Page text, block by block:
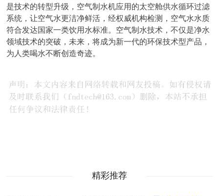
是技术的转型升级，空气制水机应用的太空舱供水循环过滤
系统，让空气水更洁净鲜活，经权威机构检测，空气水水质
符合发达国家一类饮用水标准。空气制水技术，不仅是净水
领域技术的突破，未来，将成为新一代的环保技术型产品，
为人类喝水不断创造奇迹。
精彩推荐